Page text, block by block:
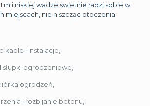
m i niskiej wadze świetnie radzi sobie w
miejscach, nie niszcząc otoczenia.
kable i instalacje,
ogrodzeniowe,
ogrodzeń,
i rozbijanie betonu,